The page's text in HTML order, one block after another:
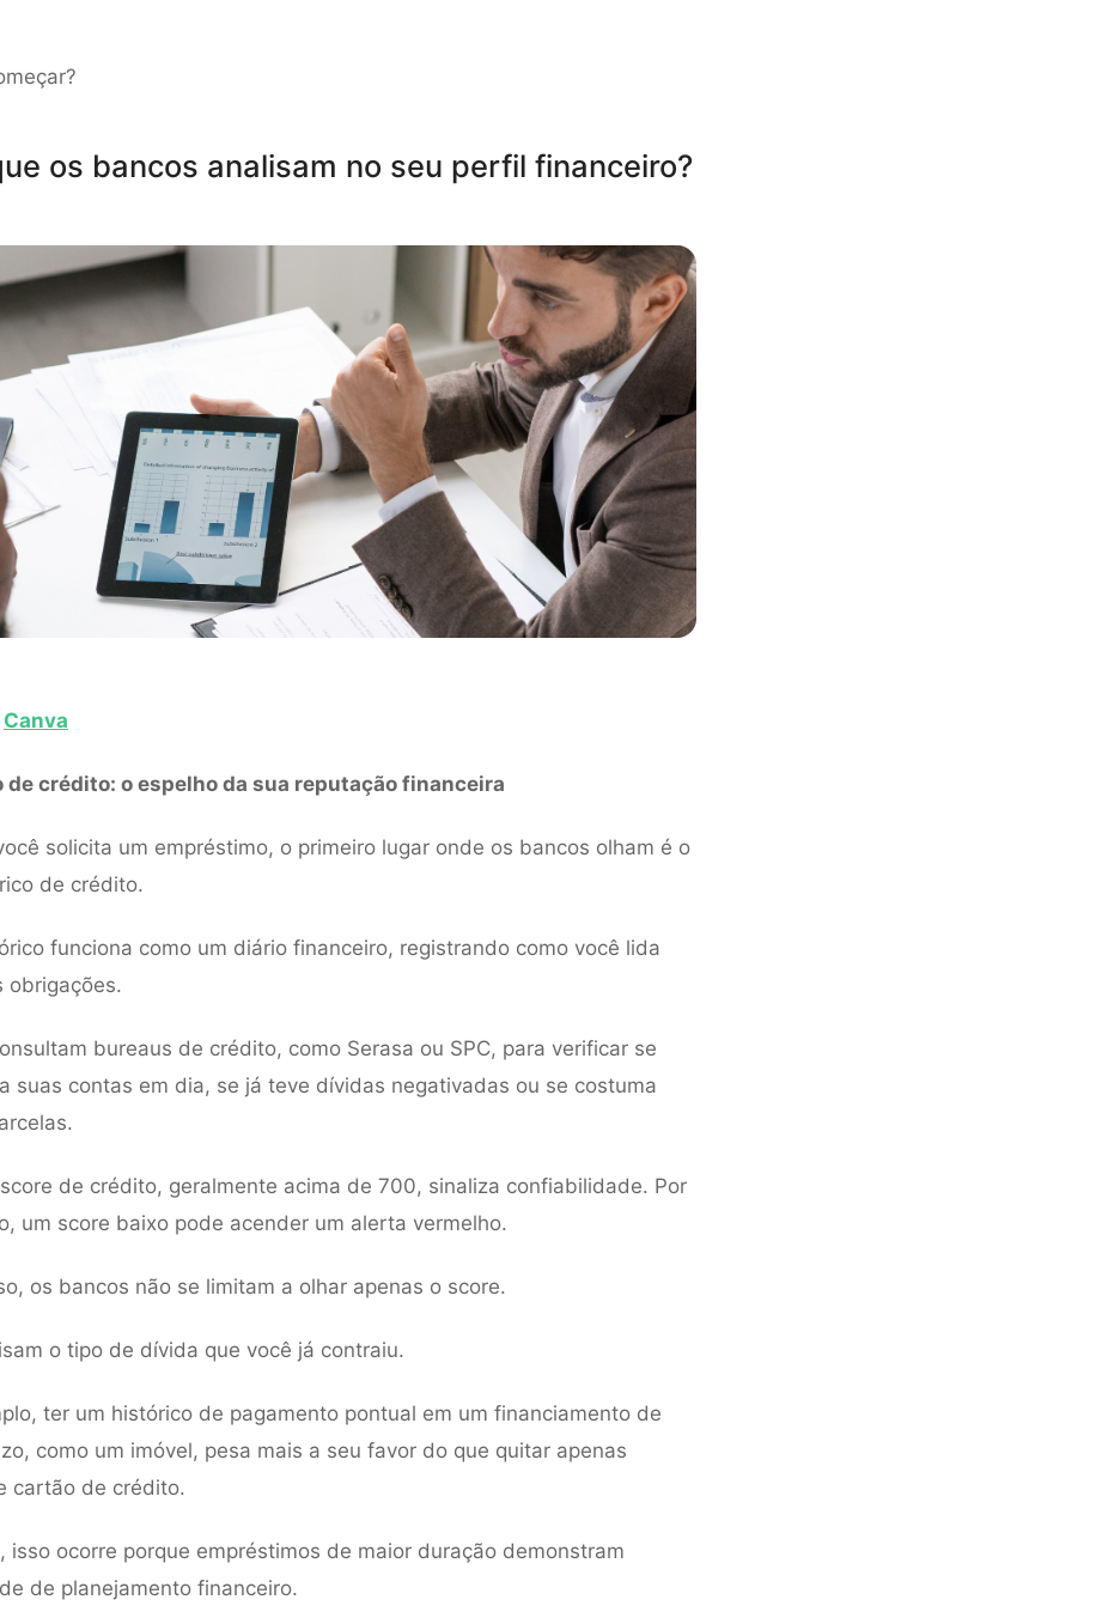
os bancos analisam no seu perfil financeiro?
Canva
de crédito: o espelho da sua reputação financeira
solicita um empréstimo, o primeiro lugar onde os bancos olham é o
de crédito.
funciona como um diário financeiro, registrando como você lida
obrigações.
bureaus de crédito, como Serasa ou SPC, para verificar se
suas contas em dia, se já teve dívidas negativadas ou se costuma
de crédito, geralmente acima de 700, sinaliza confiabilidade. Por
um score baixo pode acender um alerta vermelho.
os bancos não se limitam a olhar apenas o score.
o tipo de dívida que você já contraiu.
ter um histórico de pagamento pontual em um financiamento de
como um imóvel, pesa mais a seu favor do que quitar apenas
cartão de crédito.
isso ocorre porque empréstimos de maior duração demonstram
de planejamento financeiro.